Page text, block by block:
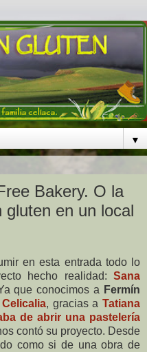
▼
Bakery. O la
gluten en un local
en esta entrada todo lo
hecho realidad: Sana
que conocimos a Fermín
, gracias aTatiana
de abrir una pastelería
contó su proyecto. Desde
como si de una obra de